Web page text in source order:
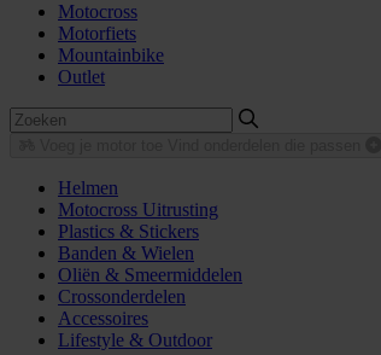
Motocross
Motorfiets
Mountainbike
Outlet
Helmen
Motocross Uitrusting
Plastics & Stickers
Banden & Wielen
Oliën & Smeermiddelen
Crossonderdelen
Accessoires
Lifestyle & Outdoor